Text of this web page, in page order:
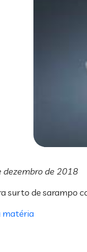
dezembro de 2018
surto de sarampo
matéria